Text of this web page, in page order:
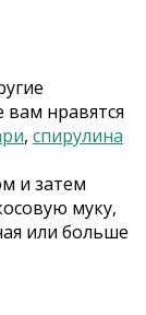
нравятся
, спирулина
и затем
муку,
или больше